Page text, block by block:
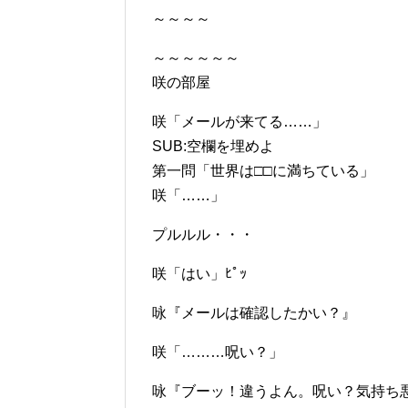
～～～～
～～～～～～
咲の部屋
咲「メールが来てる……」
SUB:空欄を埋めよ
第一問「世界は□□に満ちている」
咲「……」
プルルル・・・
咲「はい」ﾋﾟｯ
咏『メールは確認したかい？』
咲「………呪い？」
咏『ブーッ！違うよん。呪い？気持ち